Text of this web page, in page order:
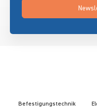
Befestigungstechnik